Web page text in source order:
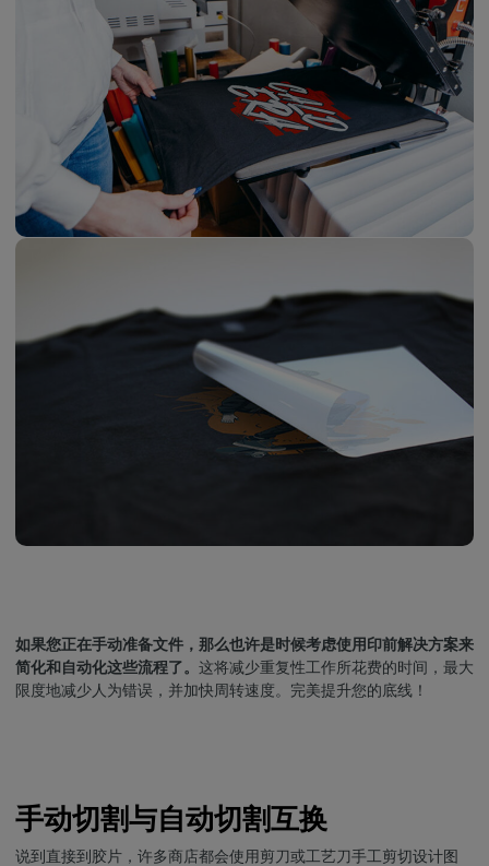
如果您正在手动准备文件，那么也许是时候考虑使用印前解决方案来
简化和自动化这些流程了。 这将减少重复性工作所花费的时间，最大
限度地减少人为错误，并加快周转速度。完美提升您的底线！
手动切割与自动切割互换
说到直接到胶片，许多商店都会使用剪刀或工艺刀手工剪切设计图